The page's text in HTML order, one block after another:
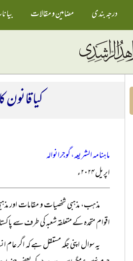
درجہ بندی مضامین و مقالات
کیا
ماہنامہ الشریعہ، گوجرانوالہ
اپریل ۲۰۲۴ء
مذہب، مذہبی شخصیات و مقامات اور
اقوام متحدہ کے متعلقہ شعبہ کی طرف سے
یہ سوال اپنی جگہ مستقل ہے کہ اگر